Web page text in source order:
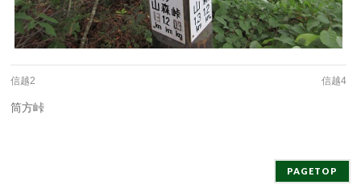
信越2 信越4
筒方峠
PAGETOP